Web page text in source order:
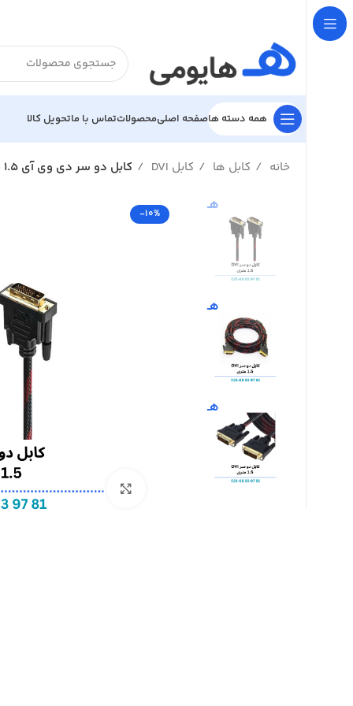
همه دسته هاصفحه اصلیمحصولاتتماس با ماتحویل کالا
خانه کابل ها کابل DVI کابل دو سر دی وی آی 1.5 متری/DVI Cable
-10%
بزرگنمایی تصویر